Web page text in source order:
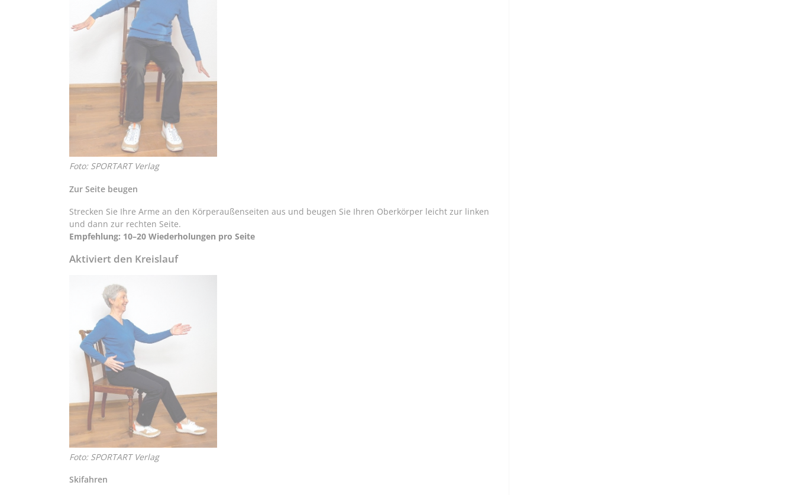
Foto: SPORTART Verlag
Zur Seite beugen
Strecken Sie Ihre Arme an den Körperaußenseiten aus und beugen Sie Ihren Oberkörper leicht zur linken
und dann zur rechten Seite.
Empfehlung: 10–20 Wiederholungen pro Seite
Aktiviert den Kreislauf
Foto: SPORTART Verlag
Skifahren